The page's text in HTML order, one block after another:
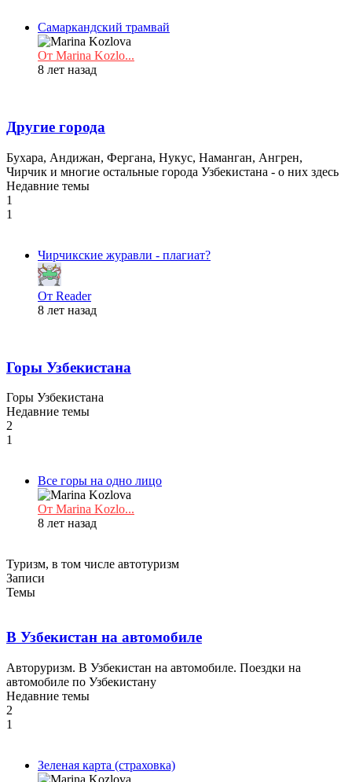
Самаркандский трамвай
От Marina Kozlo...
8 лет назад
Другие города
Бухара, Андижан, Фергана, Нукус, Наманган, Ангрен,
Чирчик и многие остальные города Узбекистана - о них здесь
Недавние темы
1
1
Чирчикские журавли - плагиат?
От Reader
8 лет назад
Горы Узбекистана
Горы Узбекистана
Недавние темы
2
1
Все горы на одно лицо
От Marina Kozlo...
8 лет назад
Туризм, в том числе автотуризм
Записи
Темы
В Узбекистан на автомобиле
Авторуризм. В Узбекистан на автомобиле. Поездки на
автомобиле по Узбекистану
Недавние темы
2
1
Зеленая карта (страховка)